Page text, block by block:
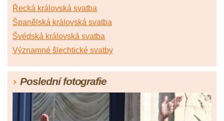
Řecká královská svatba
Španělská královská svatba
Švédská královská svatba
Významné šlechtické svatby
Poslední fotografie